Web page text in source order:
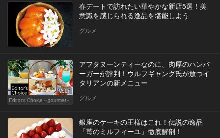
春デートで訪れたい華やかな新店5選！美
意識を感じられる逸品を堪能しよう
グルメ
Vol.1
Editor's Choice～gourmet～
アフタヌーンティーなのに、肉厚のハンバ
ーガーが評判！ウルフギャング氏が放つイ
タリアンの新メニュー
グルメ
銀座のケーキの王様はこれ！伝説の逸品
「苺のミルフィーユ」徹底解剖！